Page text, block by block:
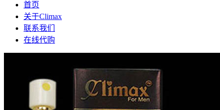
首页
关于Climax
联系我们
在线代购